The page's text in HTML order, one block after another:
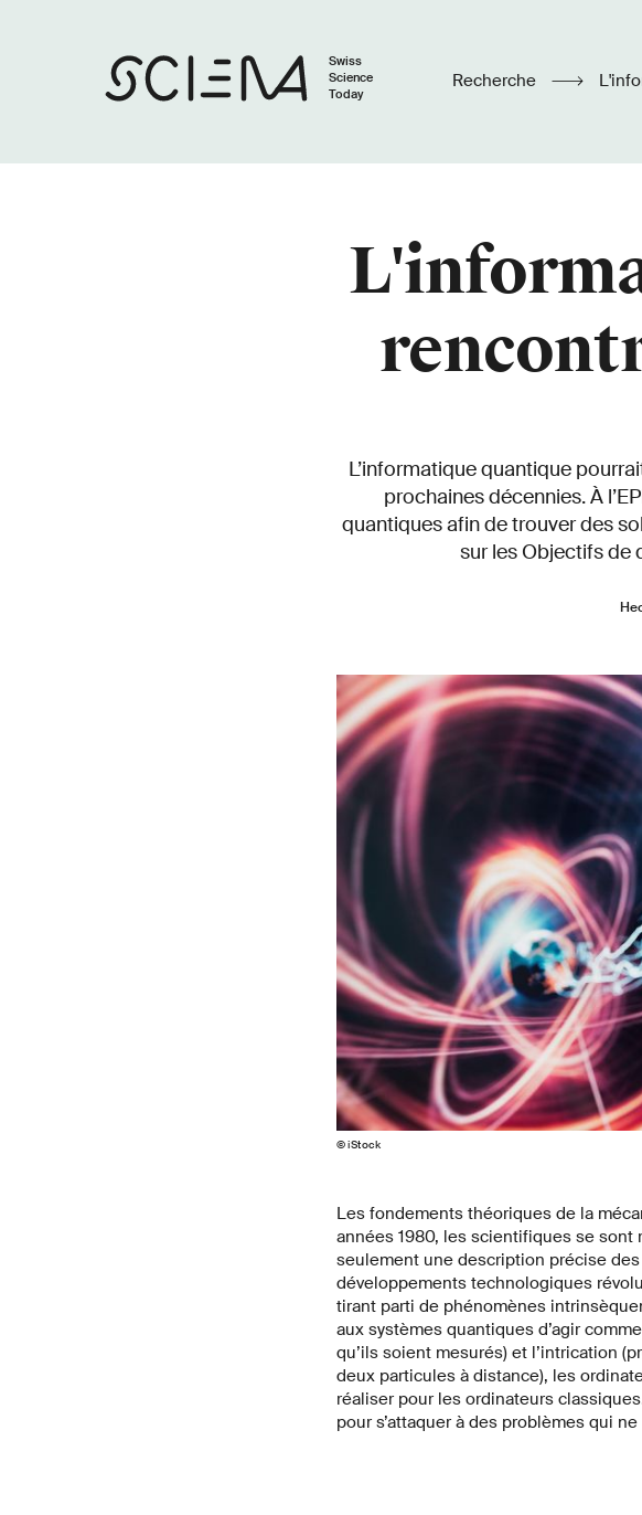
Swiss
Science
Today
Recherche
L’informatique quantique
prochaines décennies. À
quantiques afin de trouver des
sur les Objectifs de
© iStock
Les fondements théoriques de la
années 1980, les scientifiques se sont
seulement une description précise
développements technologiques
tirant parti de phénomènes
aux systèmes quantiques d’agir
qu’ils soient mesurés) et l’intrication
deux particules à distance), les
réaliser pour les ordinateurs
pour s’attaquer à des problèmes qui